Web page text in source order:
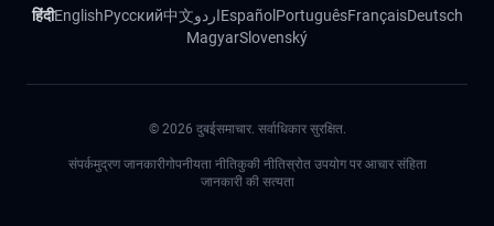
हिंदीEnglishРусский中文اردوEspañol PortuguêsFrançaisDeutsch
MagyarSlovenský
© 2026 दुबईसमाचार. सर्वाधिकार सुरक्षित.
संपर्कमुद्रण जानकारीगोपनीयता नीतिकुकी नीतिस्रोत उपयोग पर आचार संहिता
जानकारी की सत्यता